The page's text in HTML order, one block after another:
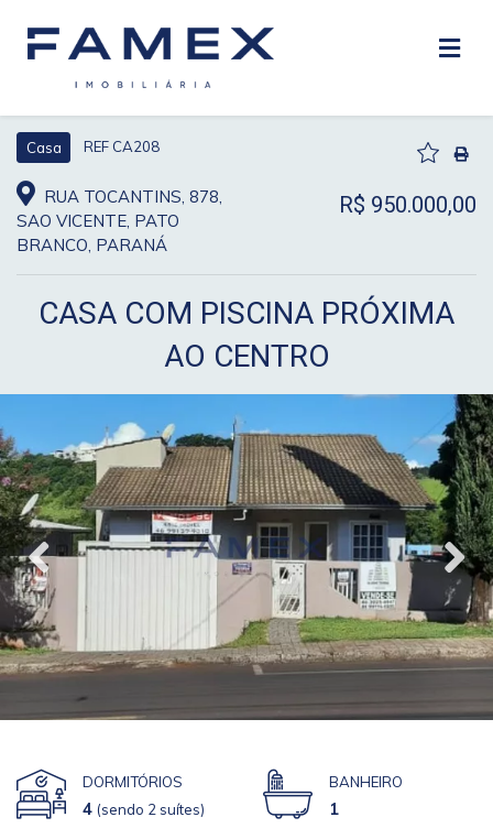
Casa REF CA208
RUA TOCANTINS, 878,
SAO VICENTE, PATO
BRANCO, PARANÁ
R$ 950.000,00
CASA COM PISCINA PRÓXIMA
AO CENTRO
DORMITÓRIOS
4 (sendo 2 suítes)
BANHEIRO
1